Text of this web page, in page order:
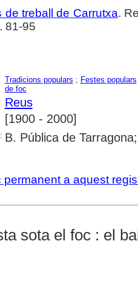
de treball de Carrutxa.
81-95
Tradicions populars ; Festes populars
de foc
Reus
[1900 - 2000]
B. Pública de
permanent a aquest
sota el foc : el